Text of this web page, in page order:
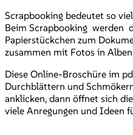
Scrapbooking bedeutet so
Beim Scrapbooking werden
Papierstückchen zum
zusammen mit Fotos in
Diese Online-Broschüre im
Durchblättern und
anklicken, dann öffnet sich
viele Anregungen und Ideen